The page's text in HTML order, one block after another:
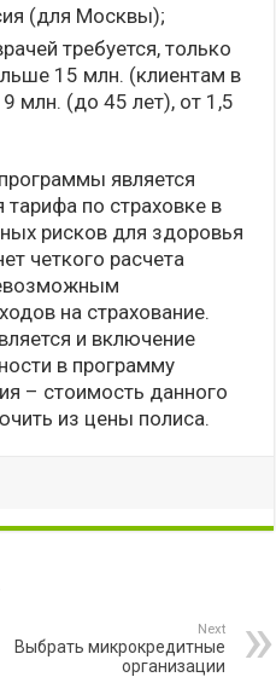
(для Москвы);
требуется, только
15 млн. (клиентам в
млн. (до 45 лет), от 1,5
является
по страховке в
рисков для здоровья
четкого расчета
на страхование.
и включение
в программу
– стоимость данного
из цены полиса.
Next
Выбрать микрокредитные
организации